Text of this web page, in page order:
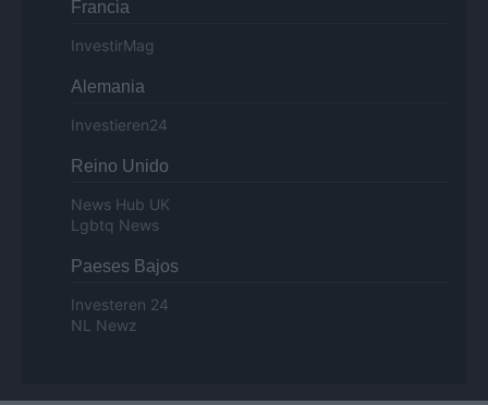
Francia
InvestirMag
Alemania
Investieren24
Reino Unido
News Hub UK
Lgbtq News
Paeses Bajos
Investeren 24
NL Newz